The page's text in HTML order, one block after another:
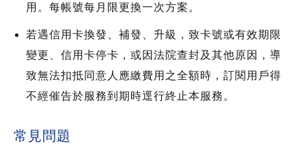
用。每帳號每月限更換一次方案。
若遇信用卡換發、補發、升級，致卡號或有效期限
變更、信用卡停卡，或因法院查封及其他原因，導
致無法扣抵同意人應繳費用之全額時，訂閱用戶得
不經催告於服務到期時逕行終止本服務。
常見問題